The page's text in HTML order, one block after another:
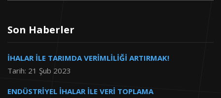
Son Haberler
İHALAR İLE TARIMDA VERİMLİLİĞİ ARTIRMAK!
Tarih: 21 Şub 2023
ENDÜSTRİYEL İHALAR İLE VERİ TOPLAMA